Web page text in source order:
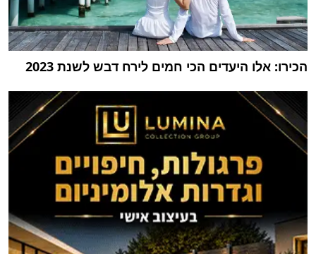
הכירו: אלו היעדים הכי חמים לירח דבש לשנת 2023